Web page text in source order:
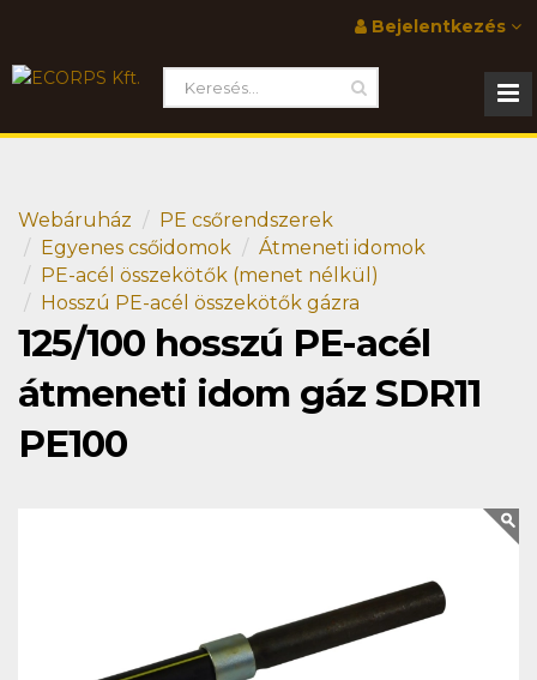
Bejelentkezés
Webáruház
PE csőrendszerek
Egyenes csőidomok
Átmeneti idomok
PE-acél összekötők (menet nélkül)
Hosszú PE-acél összekötők gázra
125/100 hosszú PE-acél
átmeneti idom gáz SDR11
PE100